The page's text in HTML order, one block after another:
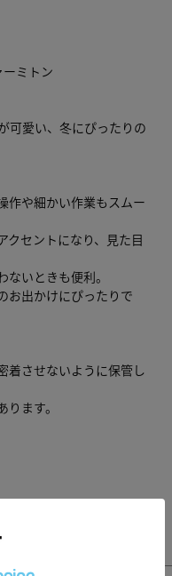
ミトン
可愛い、冬にぴったりの
作や細かい作業もスムー
クセントになり、見た目
いときも便利。
お出かけにぴったりで
着させないように保管し
ます。
商品と仕様、加工が若干
いのモニター環境によ
す。